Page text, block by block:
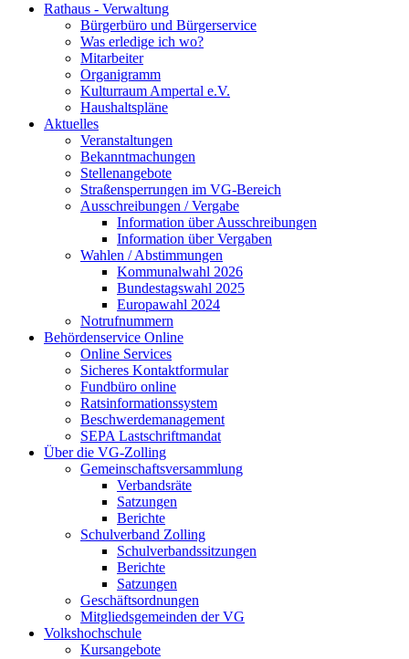
Rathaus - Verwaltung
Bürgerbüro und Bürgerservice
Was erledige ich wo?
Mitarbeiter
Organigramm
Kulturraum Ampertal e.V.
Haushaltspläne
Aktuelles
Veranstaltungen
Bekanntmachungen
Stellenangebote
Straßensperrungen im VG-Bereich
Ausschreibungen / Vergabe
Information über Ausschreibungen
Information über Vergaben
Wahlen / Abstimmungen
Kommunalwahl 2026
Bundestagswahl 2025
Europawahl 2024
Notrufnummern
Behördenservice Online
Online Services
Sicheres Kontaktformular
Fundbüro online
Ratsinformationssystem
Beschwerdemanagement
SEPA Lastschriftmandat
Über die VG-Zolling
Gemeinschaftsversammlung
Verbandsräte
Satzungen
Berichte
Schulverband Zolling
Schulverbandssitzungen
Berichte
Satzungen
Geschäftsordnungen
Mitgliedsgemeinden der VG
Volkshochschule
Kursangebote